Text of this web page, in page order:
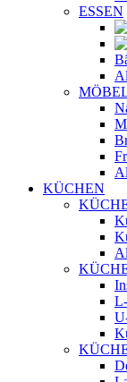
ESSEN
KÜCHEN